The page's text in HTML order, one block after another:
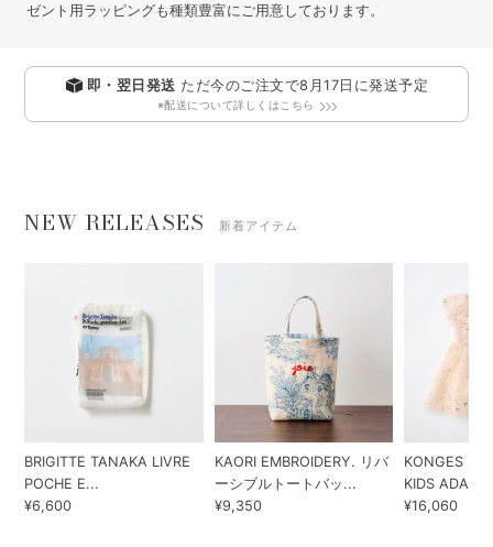
ゼント用ラッピングも種類豊富にご用意しております。
即・翌日発送 ただ今のご注文で8月17日 に発送予定
※配送について詳しくはこちら
NEW RELEASES 新着アイテム
BRIGITTE TANAKA LIVRE
POCHE E...
¥6,600
KAORI EMBROIDERY. リバ
ーシブルトートバッ...
¥9,350
KONGES
KIDS ADA...
¥16,060